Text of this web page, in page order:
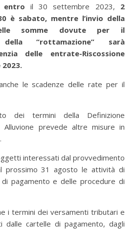
entro il 30 settembre 2023, 2
è sabato, mentre l’invio della
somme dovute per il
della “rottamazione” sarà
delle entrate-Riscossione
le scadenze delle rate per il
dei termini della Definizione
prevede altre misure in
interessati dal provvedimento
prossimo 31 agosto le attività di
pagamento e delle procedure di
i termini dei versamenti tributari e
dalle cartelle di pagamento, dagli